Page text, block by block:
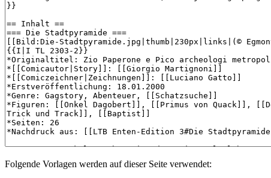
Folgende Vorlagen werden auf dieser Seite verwendet: